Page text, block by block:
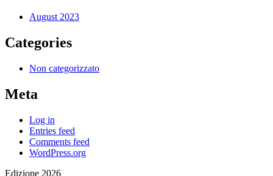
August 2023
Categories
Non categorizzato
Meta
Log in
Entries feed
Comments feed
WordPress.org
Edizione 2026